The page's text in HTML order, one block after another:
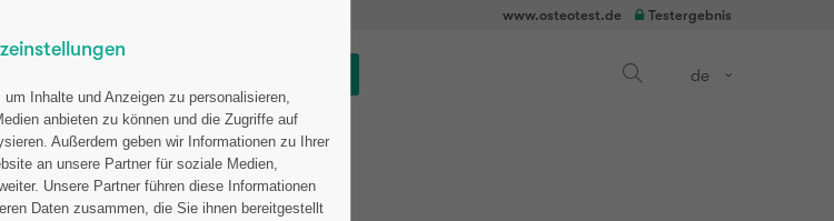
www.osteotest.de Testergebnis
de
Inhalte und Anzeigen zu personalisieren,
anbieten zu können und die Zugriffe auf
Außerdem geben wir Informationen zu Ihrer
an unsere Partner für soziale Medien,
Unsere Partner führen diese Informationen
Daten zusammen, die Sie ihnen bereitgestellt